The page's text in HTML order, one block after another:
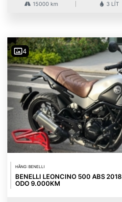
15000 km 3 LÍT
4
HÃNG: BENELLI
BENELLI LEONCINO 500 ABS 2018
ODO 9.000KM